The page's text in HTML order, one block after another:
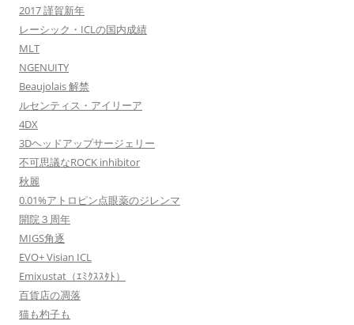
2017 謹賀新年
レーシック・ICLの国内成績
MLT
NGENUITY
Beaujolais 解禁
ルセンティス・アイリーア
4DX
3Dヘッドアップサージェリー
不可思議なROCK inhibitor
秋麗
0.01%アトロピン点眼薬のジレンマ
開院３周年
MIGS角逐
EVO+ Visian ICL
Emixustat（ｴﾐｸｽｽﾀﾄ）
百貨店の凋落
猫も杓子も